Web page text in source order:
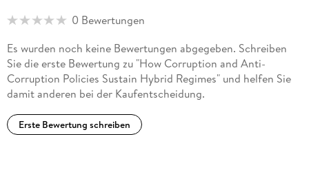
0 Bewertungen
Es wurden noch keine Bewertungen abgegeben. Schreiben
Sie die erste Bewertung zu "How Corruption and Anti-
Corruption Policies Sustain Hybrid Regimes" und helfen Sie
damit anderen bei der Kaufentscheidung.
Erste Bewertung schreiben